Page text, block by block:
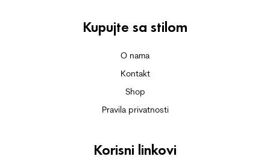
Kupujte sa stilom
O nama
Kontakt
Shop
Pravila privatnosti
Korisni linkovi